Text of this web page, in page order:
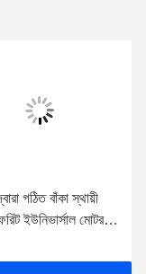
গঠিত বাঁকা স্থায়ী
ইউনিভার্সাল মোটর